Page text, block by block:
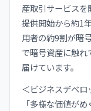
産取引サービスを
提供開始から約1
用者の約9割が暗
で暗号資産に触
届けています。
＜ビジネスデベ
「多様な価値が